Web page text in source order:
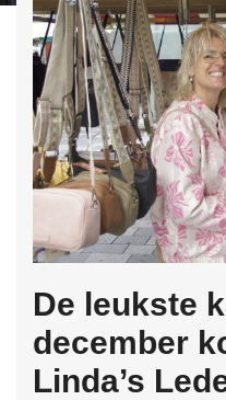
De leukste
december
Linda’s